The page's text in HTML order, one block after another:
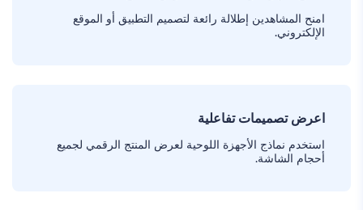
امنح المشاهدين إطلالة رائعة لتصميم التطبيق أو الموقع
الإلكتروني.
اعرض تصميمات تفاعلية
استخدم نماذج الأجهزة اللوحية لعرض المنتج الرقمي لجميع
أحجام الشاشة.